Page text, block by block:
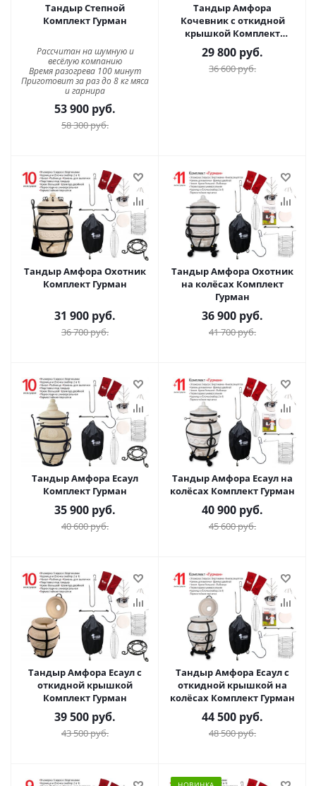
Тандыр Степной
Комплект Гурман
Рассчитан на шумную и
весёлую компанию
Время разогрева 100 минут
Приготовит за раз до 8 кг мяса
и гарнира
53 900 руб.
58 300руб.
Тандыр Амфора
Кочевник с откидной
крышкой Комплект
Гурман
29 800 руб.
36 600руб.
Тандыр Амфора Охотник
Комплект Гурман
31 900 руб.
36 700руб.
Тандыр Амфора Охотник
на колёсах Комплект
Гурман
36 900 руб.
41 700руб.
Тандыр Амфора Есаул
Комплект Гурман
35 900 руб.
40 600руб.
Тандыр Амфора Есаул на
колёсах Комплект Гурман
40 900 руб.
45 600руб.
Тандыр Амфора Есаул с
откидной крышкой
Комплект Гурман
39 500 руб.
43 500руб.
Тандыр Амфора Есаул с
откидной крышкой на
колёсах Комплект Гурман
44 500 руб.
48 500руб.